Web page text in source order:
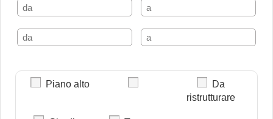
Piano alto
Da
ristrutturare